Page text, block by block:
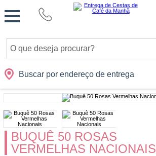
Buscar por endereço de entrega
Cidades Presentes Datas
BUQUÊ 50 ROSAS
VERMELHAS NACIONAIS